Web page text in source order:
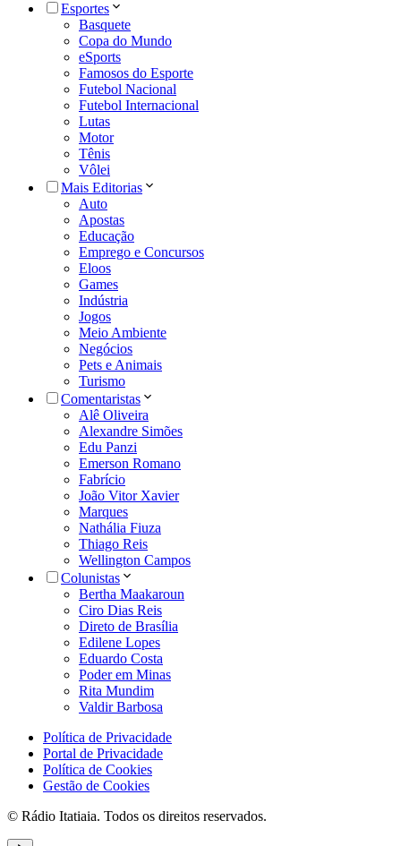
Esportes
Basquete
Copa do Mundo
eSports
Famosos do Esporte
Futebol Nacional
Futebol Internacional
Lutas
Motor
Tênis
Vôlei
Mais Editorias
Auto
Apostas
Educação
Emprego e Concursos
Eloos
Games
Indústria
Jogos
Meio Ambiente
Negócios
Pets e Animais
Turismo
Comentaristas
Alê Oliveira
Alexandre Simões
Edu Panzi
Emerson Romano
Fabrício
João Vitor Xavier
Marques
Nathália Fiuza
Thiago Reis
Wellington Campos
Colunistas
Bertha Maakaroun
Ciro Dias Reis
Direto de Brasília
Edilene Lopes
Eduardo Costa
Poder em Minas
Rita Mundim
Valdir Barbosa
Política de Privacidade
Portal de Privacidade
Política de Cookies
Gestão de Cookies
© Rádio Itatiaia. Todos os direitos reservados.